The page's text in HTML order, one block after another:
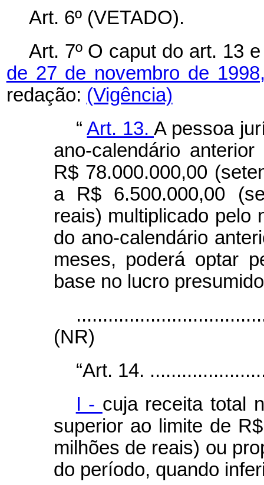
Art. 6º (VETADO).
Art. 7º O caput do art. 13
de 27 de novembro de
redação: (Vigência)
“Art. 13. A pessoa
ano-calendário
R$ 78.000.000,00
a R$ 6.500.000,00
reais) multiplicado pelo
do ano-calendário
meses, poderá optar
base no lucro
(NR)
“Art. 14.
I - cuja receita total
superior ao limite de
milhões de reais) ou
do período, quando